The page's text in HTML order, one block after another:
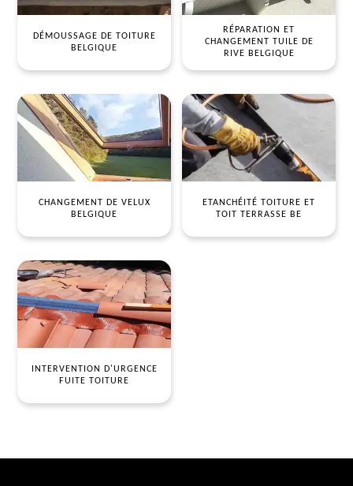
DÉMOUSSAGE DE TOITURE
BELGIQUE
RÉPARATION ET
CHANGEMENT TUILE DE
RIVE BELGIQUE
CHANGEMENT DE VELUX
BELGIQUE
ETANCHÉITÉ TOITURE ET
TOIT TERRASSE BE
INTERVENTION D'URGENCE
FUITE TOITURE